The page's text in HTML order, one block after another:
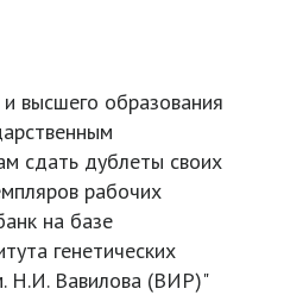
высшего образования
сдать дублеты своих
рабочих
на базе
генетических
Н.И. Вавилова (ВИР)"